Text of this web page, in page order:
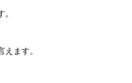
ます。